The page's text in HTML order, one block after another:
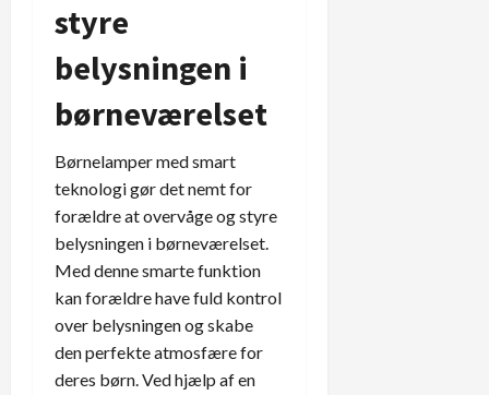
styre
belysningen i
børneværelset
Børnelamper med smart
teknologi gør det nemt for
forældre at overvåge og styre
belysningen i børneværelset.
Med denne smarte funktion
kan forældre have fuld kontrol
over belysningen og skabe
den perfekte atmosfære for
deres børn. Ved hjælp af en